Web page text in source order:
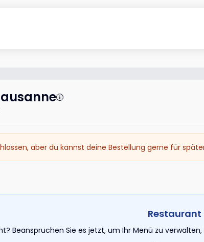
aber du kannst deine Bestellung gerne für
Beanspruchen Sie es jetzt, um Ihr Menü zu